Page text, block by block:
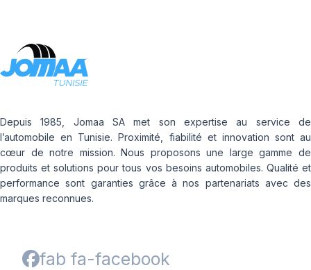
Depuis 1985, Jomaa SA met son expertise au service de
l’automobile en Tunisie. Proximité, fiabilité et innovation sont au
cœur de notre mission. Nous proposons une large gamme de
produits et solutions pour tous vos besoins automobiles. Qualité et
performance sont garanties grâce à nos partenariats avec des
marques reconnues.
fab fa-facebook